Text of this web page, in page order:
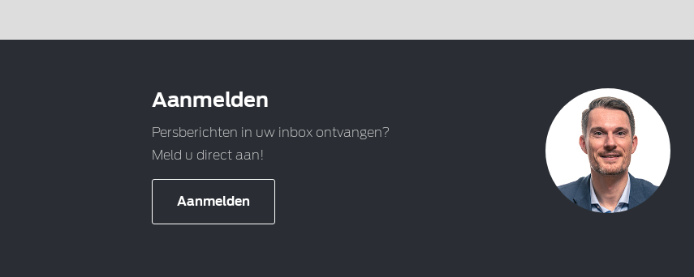
Aanmelden
Persberichten in uw inbox ontvangen?
Meld u direct aan!
Aanmelden